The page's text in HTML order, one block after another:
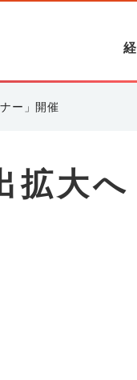
ー」開催
拡大